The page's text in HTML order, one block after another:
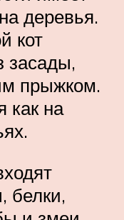
деревья.
кот
засады,
прыжком.
как на
белки,